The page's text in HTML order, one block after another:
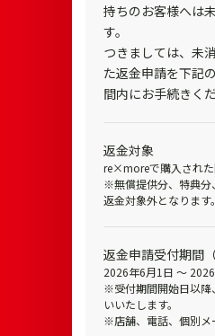
持ちのお客様へは
す。
つきましては、未
た返金申請を下記
間内にお手続きくだ
返金対象
re×moreで購入され
※無償提供分、特典分
返金対象外となります。
返金申請受付期間（
2026年6月1日 ～
※受付期間開始日以降
いいたします。
※店舗、電話、個別メ